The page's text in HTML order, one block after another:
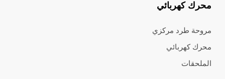
محرك كهربائي
مروحة طرد مركزي
محرك كهربائي
الملحقات